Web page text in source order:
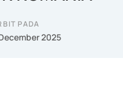
PADA
2025